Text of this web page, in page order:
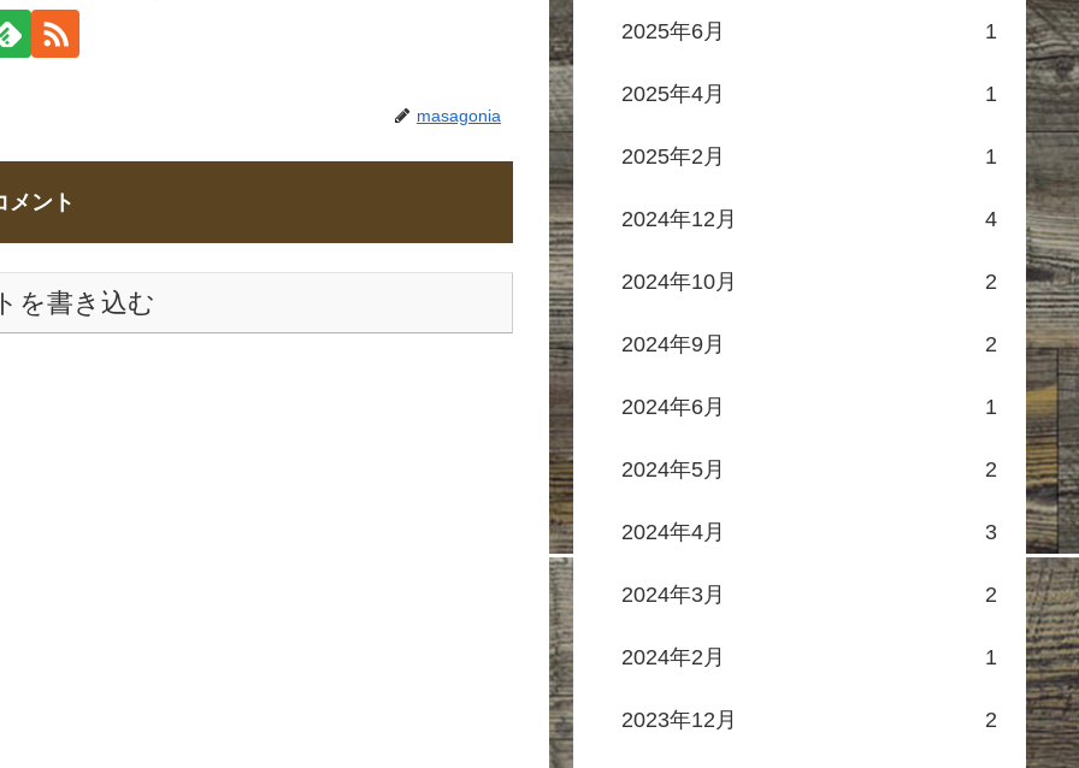
masagonia
メント
を書き込む
2025年6月 1
2025年4月 1
2025年2月 1
2024年12月 4
2024年10月 2
2024年9月 2
2024年6月 1
2024年5月 2
2024年4月 3
2024年3月 2
2024年2月 1
2023年12月 2